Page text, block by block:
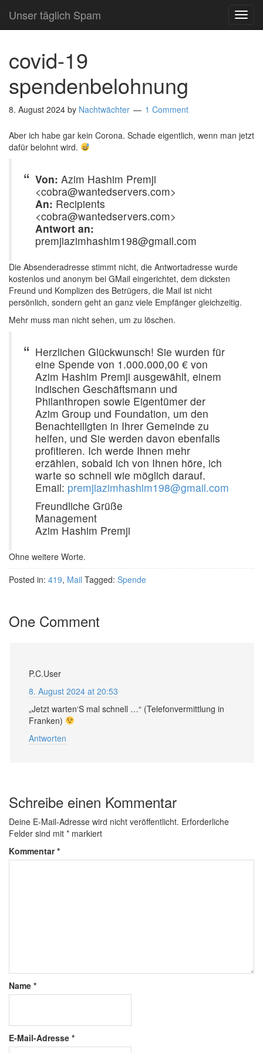
Unser täglich Spam
covid-19
spendenbelohnung
8. August 2024 by Nachtwächter 1 Comment
Aber ich habe gar kein Corona. Schade eigentlich, wenn man jetzt
dafür belohnt wird.
Von: Azim Hashim Premji
<cobra@wantedservers.com>
An: Recipients
<cobra@wantedservers.com>
Antwort an:
premjiazimhashim198@gmail.com
Die Absenderadresse stimmt nicht, die Antwortadresse wurde
kostenlos und anonym bei GMail eingerichtet, dem dicksten
Freund und Komplizen des Betrügers, die Mail ist nicht
persönlich, sondern geht an ganz viele Empfänger gleichzeitig.
Mehr muss man nicht sehen, um zu löschen.
Herzlichen Glückwunsch! Sie wurden für
eine Spende von 1.000.000,00 € von
Azim Hashim Premji ausgewählt, einem
indischen Geschäftsmann und
Philanthropen sowie Eigentümer der
Azim Group und Foundation, um den
Benachteiligten in Ihrer Gemeinde zu
helfen, und Sie werden davon ebenfalls
profitieren. Ich werde Ihnen mehr
erzählen, sobald ich von Ihnen höre, ich
warte so schnell wie möglich darauf.
Email: premjiazimhashim198@gmail.com
Freundliche Grüße
Management
Azim Hashim Premji
Ohne weitere Worte.
Posted in: 419, Mail Tagged: Spende
One Comment
P.C.User
8. August 2024 at 20:53
„Jetzt warten‘S mal schnell …“ (Telefonvermittlung in
Franken)
Antworten
Schreibe einen Kommentar
Deine E-Mail-Adresse wird nicht veröffentlicht. Erforderliche
Felder sind mit * markiert
Kommentar*
Name *
E-Mail-Adresse *